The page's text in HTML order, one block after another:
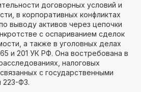
договорных условий и
в корпоративных конфликтах
выводу активов через цепочки
с оспариванием сделок
а также в уголовных делах
и 201 УК РФ. Она востребована в
налоговых
с государственными
223-ФЗ.